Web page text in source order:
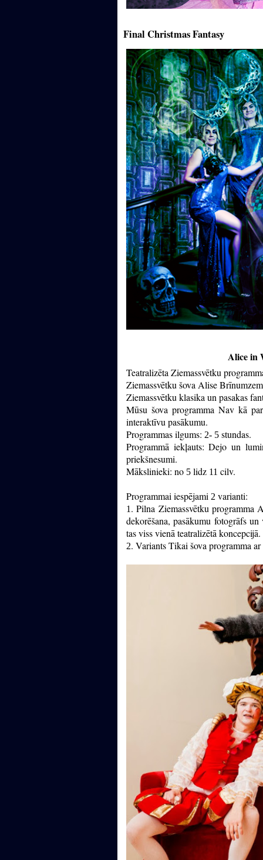
Final Christmas Fantasy
Alice in
Teatralizēta Ziemassvētku
Ziemassvētku šova Alise
Ziemassvētku klasika un pasakas
Mūsu šova programma Nav kā
interaktīvu pasākumu.
Programmas ilgums: 2- 5 stundas.
Programmā iekļauts: Dejo un
priekšnesumi.
Mākslinieki: no 5 lidz 11 cilv.
Programmai iespējami 2 varianti:
1 . Pilna Ziemassvētku programma
dekorēšana, pasākumu fotogrāfs
tas viss vienā teatralizētā koncepcijā.
2. Variants Tikai šova programma